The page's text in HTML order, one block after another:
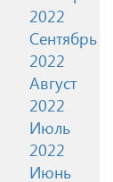
2022
Сентябрь
2022
Август
2022
Июль
2022
Июнь